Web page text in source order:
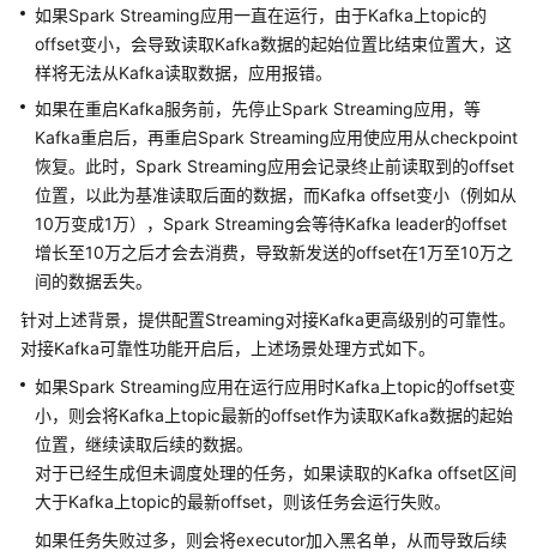
计
费
说
快
速
入
门
用
指
南
组
件
操
作
南
如果Spark Streaming应用一直在运行，由于Kafka上topic的
offset变小，会导致读取Kafka数据的起始位置比结束位置大，这
样将无法从Kafka读取数据，应用报错。
如果在重启Kafka服务前，先停止Spark Streaming应用，等
Kafka重启后，再重启Spark Streaming应用使应用从checkpoint
恢复。此时，Spark Streaming应用会记录终止前读取到的offset
位置，以此为基准读取后面的数据，而Kafka offset变小（例如从
10万变成1万），Spark Streaming会等待Kafka leader的offset
增长至10万之后才会去消费，导致新发送的offset在1万至10万之
间的数据丢失。
针对上述背景，提供配置Streaming对接Kafka更高级别的可靠性。
对接Kafka可靠性功能开启后，上述场景处理方式如下。
如果Spark Streaming应用在运行应用时Kafka上topic的offset变
小，则会将Kafka上topic最新的offset作为读取Kafka数据的起始
位置，继续读取后续的数据。
对于已经生成但未调度处理的任务，如果读取的Kafka offset区间
大于Kafka上topic的最新offset，则该任务会运行失败。
如果任务失败过多，则会将executor加入黑名单，从而导致后续